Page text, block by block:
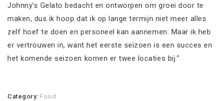
Johnny’s Gelato bedacht en ontworpen om groei door te
maken, dus ik hoop dat ik op lange termijn niet meer alles
zelf hoef te doen en personeel kan aannemen. Maar ik heb
er vertrouwen in, want het eerste seizoen is een succes en
het komende seizoen komen er twee locaties bij.”
Category: Food